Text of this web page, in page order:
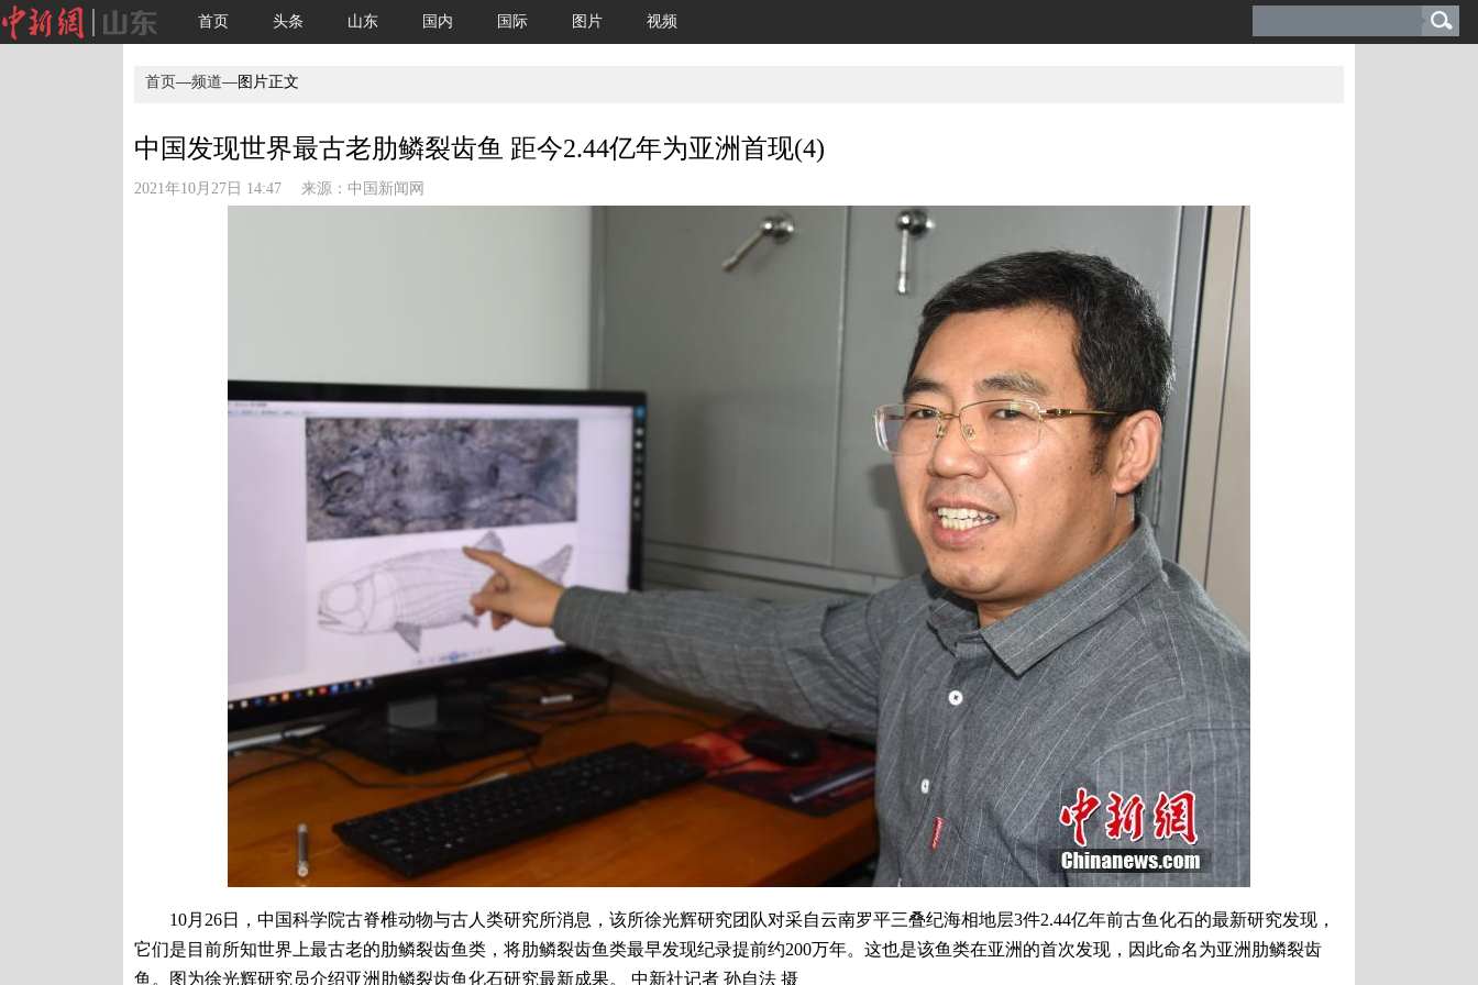
首页 头条 山东 国内 国际 图片 视频
首页—频道—图片正文
中国发现世界最古老肋鳞裂齿鱼 距今2.44亿年为亚洲首现(4)
2021年10月27日 14:47 来源： 中国新闻网
10月26日，中国科学院古脊椎动物与古人类研究所消息，该所徐光辉研究团队对采自云南罗平三叠纪海相地层3件2.44亿年前古鱼化石的最新研究发现，
它们是目前所知世界上最古老的肋鳞裂齿鱼类，将肋鳞裂齿鱼类最早发现纪录提前约200万年。这也是该鱼类在亚洲的首次发现，因此命名为亚洲肋鳞裂齿
鱼。图为徐光辉研究员介绍亚洲肋鳞裂齿鱼化石研究最新成果。 中新社记者 孙自法 摄